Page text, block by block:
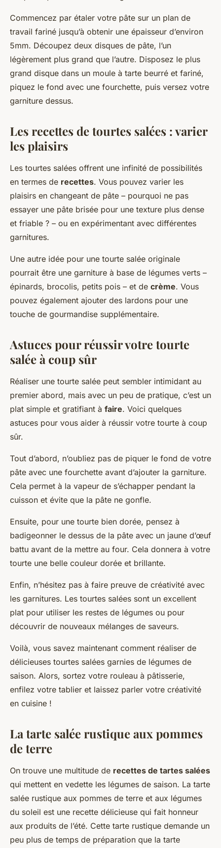
Commencez par étaler votre pâte sur un plan de
travail fariné jusqu’à obtenir une épaisseur d’environ
5mm. Découpez deux disques de pâte, l’un
légèrement plus grand que l’autre. Disposez le plus
grand disque dans un moule à tarte beurré et fariné,
piquez le fond avec une fourchette, puis versez votre
garniture dessus.
Les recettes de tourtes salées : varier
les plaisirs
Les tourtes salées offrent une infinité de possibilités
en termes de recettes. Vous pouvez varier les
plaisirs en changeant de pâte – pourquoi ne pas
essayer une pâte brisée pour une texture plus dense
et friable ? – ou en expérimentant avec différentes
garnitures.
Une autre idée pour une tourte salée originale
pourrait être une garniture à base de légumes verts –
épinards, brocolis, petits pois – et de crème. Vous
pouvez également ajouter des lardons pour une
touche de gourmandise supplémentaire.
Astuces pour réussir votre tourte
salée à coup sûr
Réaliser une tourte salée peut sembler intimidant au
premier abord, mais avec un peu de pratique, c’est un
plat simple et gratifiant à faire. Voici quelques
astuces pour vous aider à réussir votre tourte à coup
sûr.
Tout d’abord, n’oubliez pas de piquer le fond de votre
pâte avec une fourchette avant d’ajouter la garniture.
Cela permet à la vapeur de s’échapper pendant la
cuisson et évite que la pâte ne gonfle.
Ensuite, pour une tourte bien dorée, pensez à
badigeonner le dessus de la pâte avec un jaune d’œuf
battu avant de la mettre au four. Cela donnera à votre
tourte une belle couleur dorée et brillante.
Enfin, n’hésitez pas à faire preuve de créativité avec
les garnitures. Les tourtes salées sont un excellent
plat pour utiliser les restes de légumes ou pour
découvrir de nouveaux mélanges de saveurs.
Voilà, vous savez maintenant comment réaliser de
délicieuses tourtes salées garnies de légumes de
saison. Alors, sortez votre rouleau à pâtisserie,
enfilez votre tablier et laissez parler votre créativité
en cuisine !
La tarte salée rustique aux pommes
de terre
On trouve une multitude de recettes de tartes salées
qui mettent en vedette les légumes de saison. La tarte
salée rustique aux pommes de terre et aux légumes
du soleil est une recette délicieuse qui fait honneur
aux produits de l’été. Cette tarte rustique demande un
peu plus de temps de préparation que la tarte